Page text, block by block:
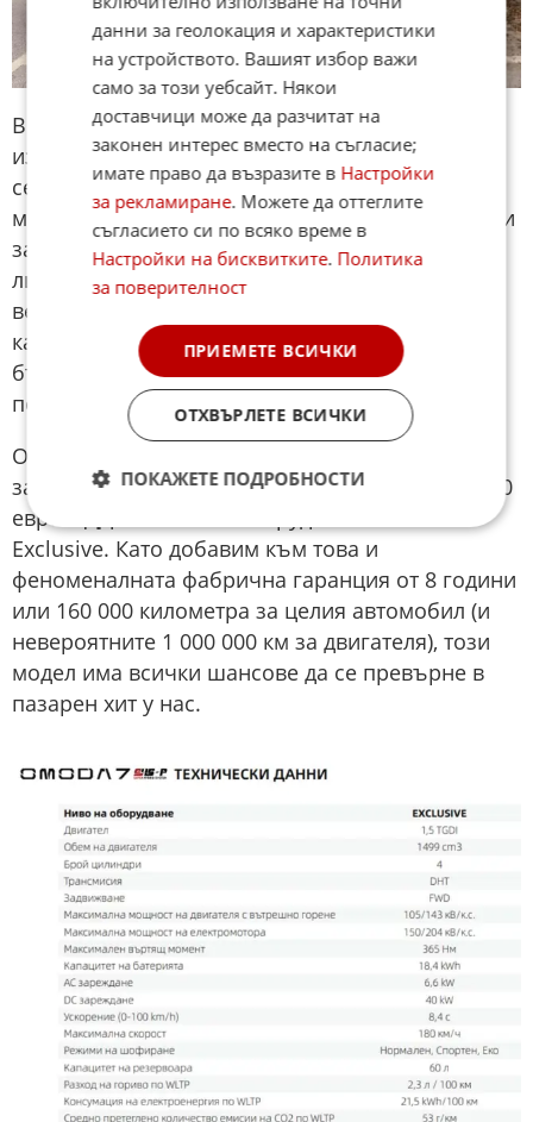
В крайна сметка Omoda 7 се очертава като
изключително балансиран и разумен избор в
сегмента на семейните хибриди, предлагайки
модерен външен вид, технологичен интериор и
завидна икономичност. Автомобилът не е
лишен от малки недостатъци, свързани най-
вече с прекаленото дигитализиране на
кабината и по-мекото пътно поведение, но те
бързо избледняват на заден план, когато се
погледне крайната сметка.
Официалната ценова листа за България
започва от изключително конкурентните 39 490
евро с ДДС за богато оборудваното ниво
Exclusive. Като добавим към това и
феноменалната фабрична гаранция от 8 години
или 160 000 километра за целия автомобил (и
невероятните 1 000 000 км за двигателя), този
модел има всички шансове да се превърне в
пазарен хит у нас.
данни за геолокация и характеристики
на устройството. Вашият избор важи
само за този уебсайт. Някои
доставчици може да разчитат на
законен интерес вместо на съгласие;
имате право да възразите в Настройки
за рекламиране. Можете да оттеглите
съгласието си по всяко време в
Настройки на бисквитките. Политика
за поверителност
ПРИЕМЕТЕ ВСИЧКИ
ОТХВЪРЛЕТЕ ВСИЧКИ
ПОКАЖЕТЕ ПОДРОБНОСТИ